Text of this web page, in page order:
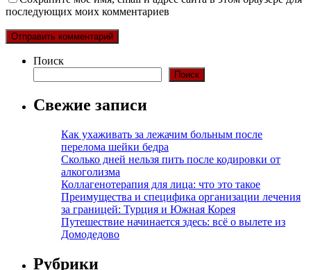
последующих моих комментариев
Поиск
Поиск
Свежие записи
Как ухаживать за лежачим больным после
перелома шейки бедра
Сколько дней нельзя пить после кодировки от
алкоголизма
Коллагенотерапия для лица: что это такое
Преимущества и специфика организации лечения
за границей: Турция и Южная Корея
Путешествие начинается здесь: всё о вылете из
Домодедово
Рубрики